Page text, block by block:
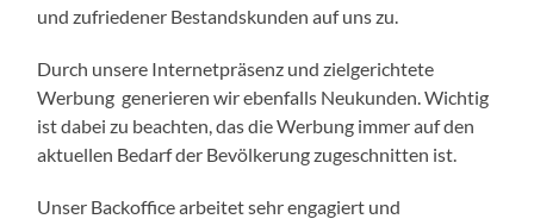
und zufriedener Bestandskunden auf uns zu.
Durch unsere Internetpräsenz und zielgerichtete
Werbung generieren wir ebenfalls Neukunden. Wichtig
ist dabei zu beachten, das die Werbung immer auf den
aktuellen Bedarf der Bevölkerung zugeschnitten ist.
Unser Backoffice arbeitet sehr engagiert und